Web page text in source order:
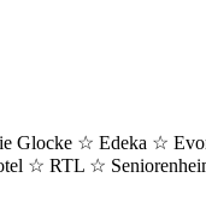
Glocke ☆ Edeka ☆
☆ RTL ☆